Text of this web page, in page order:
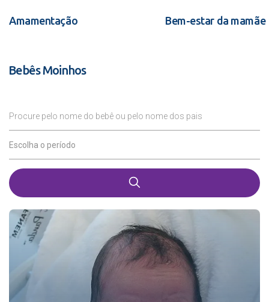
Amamentação Bem-estar da mamãe
Bebês Moinhos
Procure pelo nome do bebê ou pelo nome dos pais
Escolha o período